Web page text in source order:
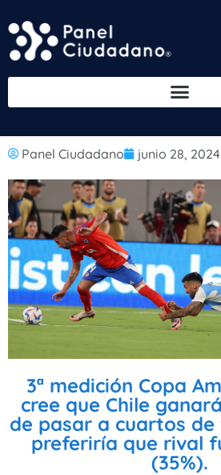
Panel Ciudadano junio 28, 2024
3ª medición Copa
cree que Chile
de pasar a cuartos
preferiría que rival
(35%).